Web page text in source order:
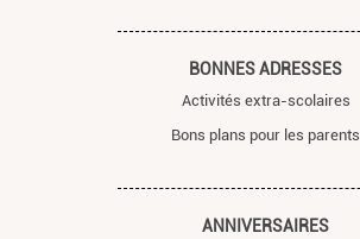
BONNES ADRESSES
Activités extra-scolaires
Bons plans pour les parents
ANNIVERSAIRES